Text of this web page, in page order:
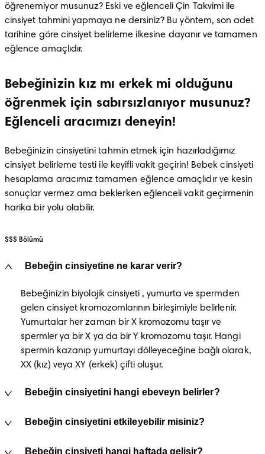
öğrenemiyor musunuz? Eski ve eğlenceli Çin Takvimi ile
cinsiyet tahmini yapmaya ne dersiniz? Bu yöntem, son adet
tarihine göre cinsiyet belirleme ilkesine dayanır ve tamamen
eğlence amaçlıdır.
Bebeğinizin kız mı erkek mi olduğunu
öğrenmek için sabırsızlanıyor musunuz?
Eğlenceli aracımızı deneyin!
Bebeğinizin cinsiyetini tahmin etmek için hazırladığımız
cinsiyet belirleme testi ile keyifli vakit geçirin! Bebek cinsiyeti
hesaplama aracımız tamamen eğlence amaçlıdır ve kesin
sonuçlar vermez ama beklerken eğlenceli vakit geçirmenin
harika bir yolu olabilir.
SSS Bölümü
Bebeğin cinsiyetine ne karar verir?
Bebeğinizin biyolojik cinsiyeti , yumurta ve spermden
gelen cinsiyet kromozomlarının birleşimiyle belirlenir.
Yumurtalar her zaman bir X kromozomu taşır ve
spermler ya bir X ya da bir Y kromozomu taşır. Hangi
spermin kazanıp yumurtayı dölleyeceğine bağlı olarak,
XX (kız) veya XY (erkek) çifti oluşur.
Bebeğin cinsiyetini hangi ebeveyn belirler?
Bebeğin cinsiyetini etkileyebilir misiniz?
Bebeğin cinsiyeti hangi haftada gelişir?